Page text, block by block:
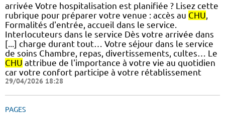
arrivée Votre hospitalisation est planifiée ? Lisez cette
rubrique pour préparer votre venue : accès au CHU
Formalités d'entrée, accueil dans le service.
Interlocuteurs dans le service Dès votre arrivée dans
[...] charge durant tout… Votre séjour dans le service
de soins Chambre, repas, divertissements, cultes… Le
CHU attribue de l'importance à votre vie au quotidien
car votre confort participe à votre rétablissement
29/04/2026 18:28
PAGES